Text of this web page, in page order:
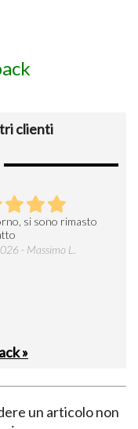
clienti
si sono rimasto
- Massimo L.
»
un articolo non